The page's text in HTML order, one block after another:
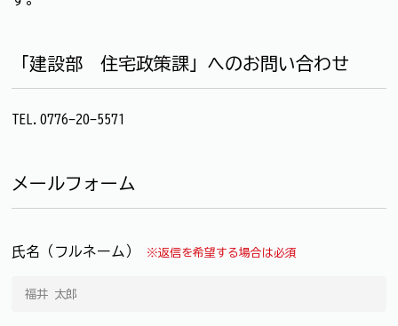
「建設部 住宅政策課」へのお問い合わせ
TEL.0776-20-5571
メールフォーム
氏名（フルネーム） ※返信を希望する場合は必須